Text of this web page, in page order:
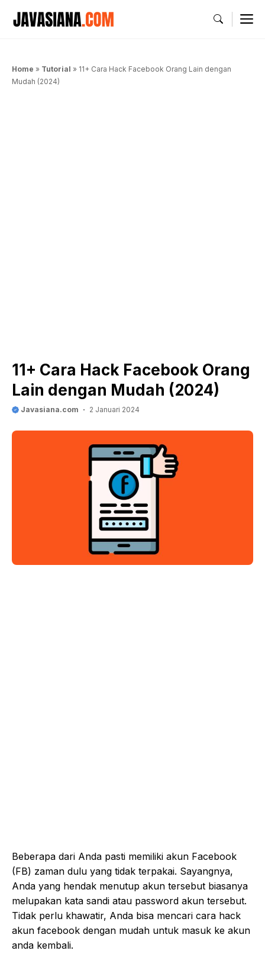
Home » Tutorial » 11+ Cara Hack Facebook Orang Lain dengan
Mudah (2024)
11+ Cara Hack Facebook Orang
Lain dengan Mudah (2024)
Javasiana.com 2 Januari 2024
Beberapa dari Anda pasti memiliki akun Facebook
(FB) zaman dulu yang tidak terpakai. Sayangnya,
Anda yang hendak menutup akun tersebut biasanya
melupakan kata sandi atau password akun tersebut.
Tidak perlu khawatir, Anda bisa mencari cara hack
akun facebook dengan mudah untuk masuk ke akun
anda kembali.